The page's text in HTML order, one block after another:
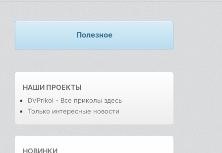
Полезное
НАШИ ПРОЕКТЫ
DVPrikol - Все приколы здесь
Только интересные новости
НОВИНКИ